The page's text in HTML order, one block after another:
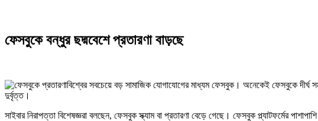
ফেসবুকে বন্ধুর ছদ্মবেশে প্রতারণা বাড়ছে
বিশ্বের সবচেয়ে বড় সামাজিক যোগাযোগের মাধ্যম ফেসবুক। অনেকেই ফেসবুকে দীর্ঘ
দুর্বৃত্ত।
সাইবার নিরাপত্তা বিশেষজ্ঞরা বলছেন, ফেসবুক স্ক্যাম বা প্রতারণা বেড়ে গেছে। ফেসবুক প্ল্যাটফর্মের